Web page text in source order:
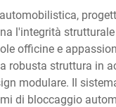
l'integrità strutturale
officine e
robusta struttura in
modulare. Il
di bloccaggio